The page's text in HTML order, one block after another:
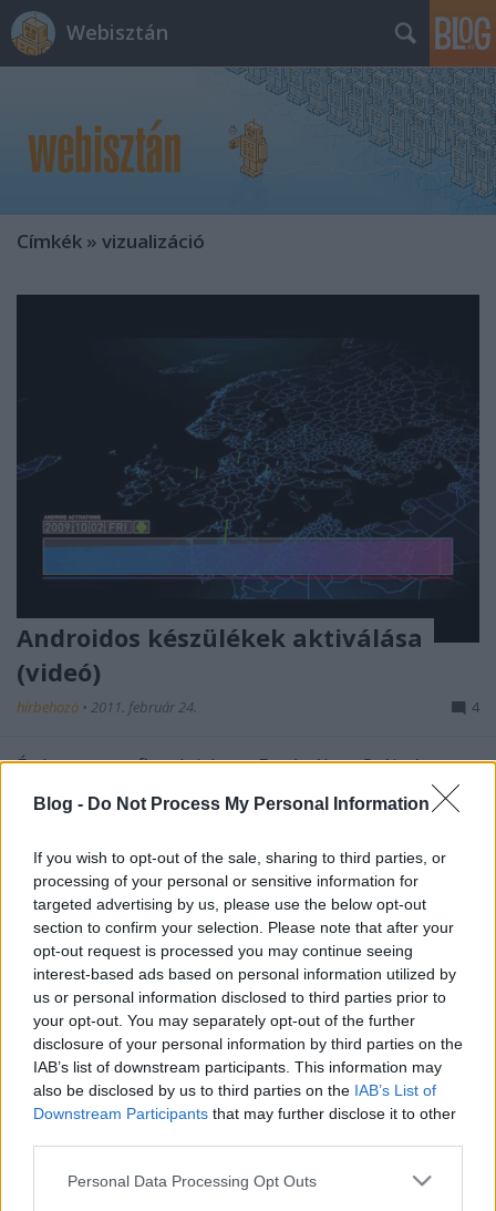
Blog - Do Not Process My Personal Information
If you wish to opt-out of the sale, sharing to third parties, or
processing of your personal or sensitive information for
targeted advertising by us, please use the below opt-out
section to confirm your selection. Please note that after your
opt-out request is processed you may continue seeing
interest-based ads based on personal information utilized by
us or personal information disclosed to third parties prior to
your opt-out. You may separately opt-out of the further
disclosure of your personal information by third parties on the
IAB’s list of downstream participants. This information may
also be disclosed by us to third parties on the IAB’s List of
Downstream Participants that may further disclose it to other
Please note that this website/app uses one or more Google
Personal Data Processing Opt Outs
Webisztán
Címkék » vizualizáció
Androidos készülékek aktiválása
(videó)
hírbehozó • 2011. február 24. 4
Érdemes megfigyelni, hogy Európában Svájc és
Anglia kezdte az Android-érát erősen, majd a végére
Anglia és a Benelux államok lettek a vezető
2010 második felében tört be az Android igazán.
Legalábbis a vizualizációból nekem ez…
Last.fm: a kor és a nem, mint
zeneválasztási tényezők
hírbehozó•2010. szeptember 23.
A Last.fm hivatalos blogján jelent meg pár
vizualizáció, melyek azt mutatják be, hogy a nem és
a kor hogyan határozza meg a többség
zenehallgatási preferenciáit. Vagyis, hogy mit
hallgatnak a tini csajok és a harmincas pasik, stb. A
fenti ábrából az derül ki, hogy a csajok vannak…